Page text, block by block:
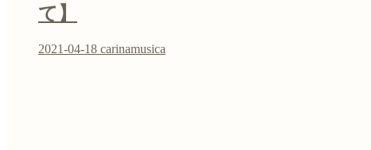
て】
2021-04-18 carinamusica